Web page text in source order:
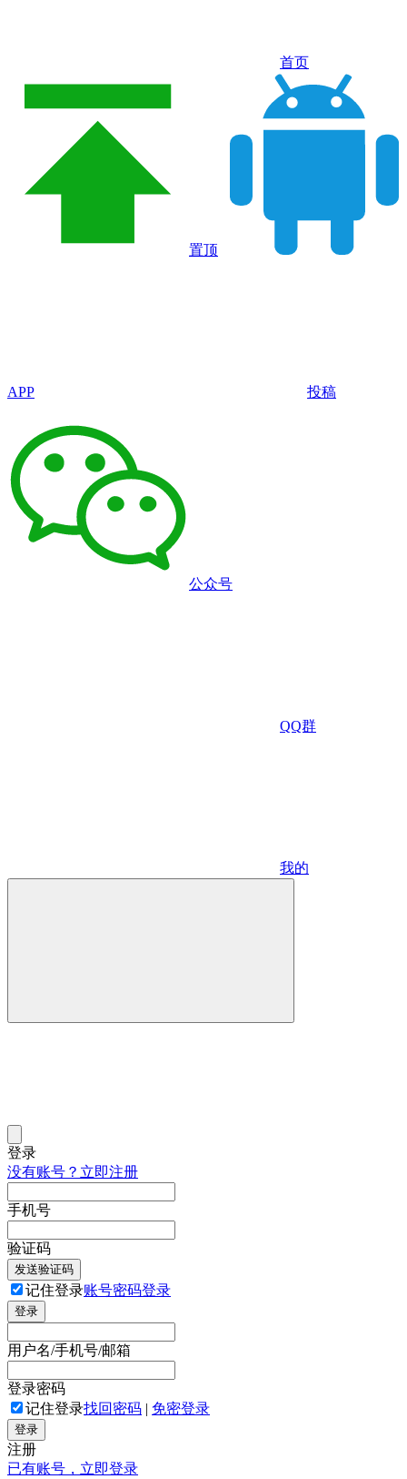
首页
置顶
APP 投稿
公众号
QQ群
我的
登录
没有账号？立即注册
手机号
验证码
发送验证码
记住登录账号密码登录
登录
用户名/手机号/邮箱
登录密码
记住登录找回密码 | 免密登录
登录
注册
已有账号，立即登录